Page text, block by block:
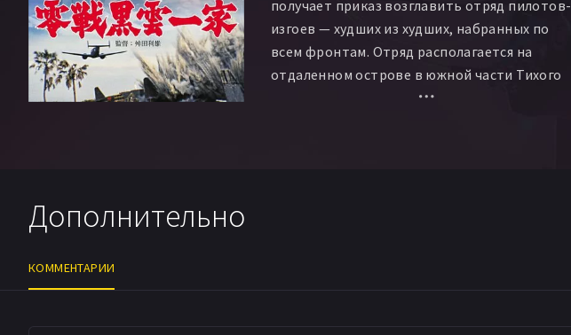
получает приказ возглавить отряд пилотов-
изгоев — худших из худших, набранных по
всем фронтам. Отряд располагается на
отдаленном острове в южной части Тихого
океана. Американские самолёты не достигли
Дополнительно
КОММЕНТАРИИ